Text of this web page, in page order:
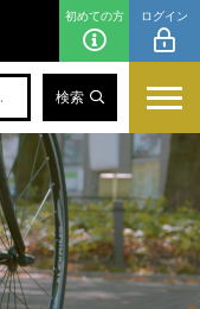
初めての方 ログイン
検索